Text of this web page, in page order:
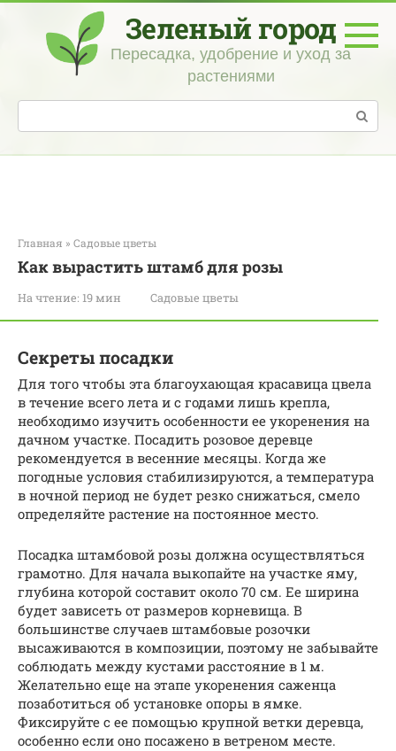
Перейти
контенту
Зеленый город
Пересадка, удобрение и уход за
растениями
Поиск:
Главная » Садовые цветы
Как вырастить штамб для розы
На чтение: 19 мин Садовые цветы
Секреты посадки
Для того чтобы эта благоухающая красавица цвела
в течение всего лета и с годами лишь крепла,
необходимо изучить особенности ее укоренения на
дачном участке. Посадить розовое деревце
рекомендуется в весенние месяцы. Когда же
погодные условия стабилизируются, а температура
в ночной период не будет резко снижаться, смело
определяйте растение на постоянное место.
Посадка штамбовой розы должна осуществляться
грамотно. Для начала выкопайте на участке яму,
глубина которой составит около 70 см. Ее ширина
будет зависеть от размеров корневища. В
большинстве случаев штамбовые розочки
высаживаются в композиции, поэтому не забывайте
соблюдать между кустами расстояние в 1 м.
Желательно еще на этапе укоренения саженца
позаботиться об установке опоры в ямке.
Фиксируйте с ее помощью крупной ветки деревца,
особенно если оно посажено в ветреном месте.